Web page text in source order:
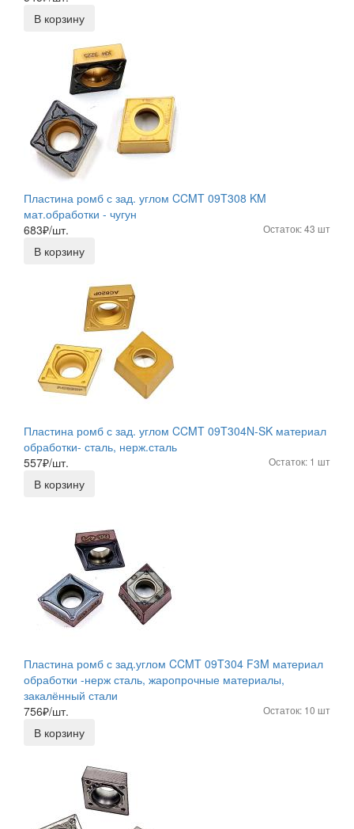
В корзину
Пластина ромб с зад. углом CCMT 09T308 KM
мат.обработки - чугун
683₽/шт. Остаток: 43 шт
В корзину
Пластина ромб с зад. углом CCMT 09T304N-SK материал
обработки- сталь, нерж.сталь
557₽/шт. Остаток: 1 шт
В корзину
Пластина ромб с зад.углом CCMT 09T304 F3M материал
обработки -нерж сталь, жаропрочные материалы,
закалённый стали
756₽/шт. Остаток: 10 шт
В корзину